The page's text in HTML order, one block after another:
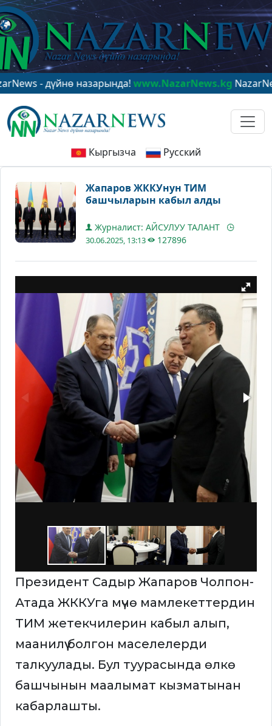
назарында!www.NazarNews.kgNazarNews - в
Кыргызча Русский
Жапаров ЖККУнун ТИМ
башчыларын кабыл алды
Журналист: АЙСУЛУУ ТАЛАНТ
30.06.2025, 13:13 127896
Президент Садыр Жапаров Чолпон-
Атада ЖККУга мүчө мамлекеттердин
ТИМ жетекчилерин кабыл алып,
маанилүү болгон маселелерди
талкуулады. Бул туурасында өлкө
башчынын маалымат кызматынан
кабарлашты.